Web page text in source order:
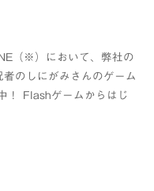
（※）において、弊社の
のしにがみさんのゲーム
！ Flashゲームからはじ